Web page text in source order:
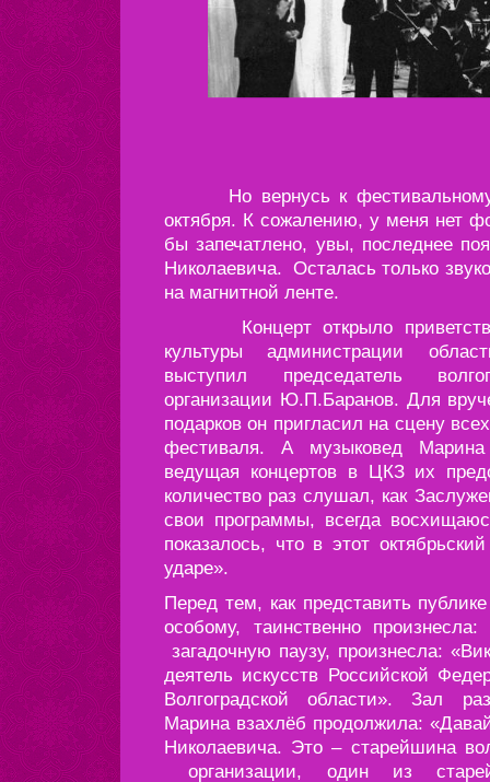
Но вернусь к фестивальному
октября. К сожалению, у меня нет
бы запечатлено, увы, последнее
Николаевича. Осталась только
на магнитной ленте.
Концерт открыло
культуры администрации
выступил председатель
организации Ю.П.Баранов. Для
подарков он пригласил на сцену
фестиваля. А музыковед
ведущая концертов в ЦКЗ их
количество раз слушал, как
свои программы, всегда
показалось, что в этот
ударе».
Перед тем, как представить
особому, таинственно
загадочную паузу, произнесла:
деятель искусств Российской
Волгоградской области». Зал
Марина взахлёб продолжила:
Николаевича. Это – старейшина
организации, один из